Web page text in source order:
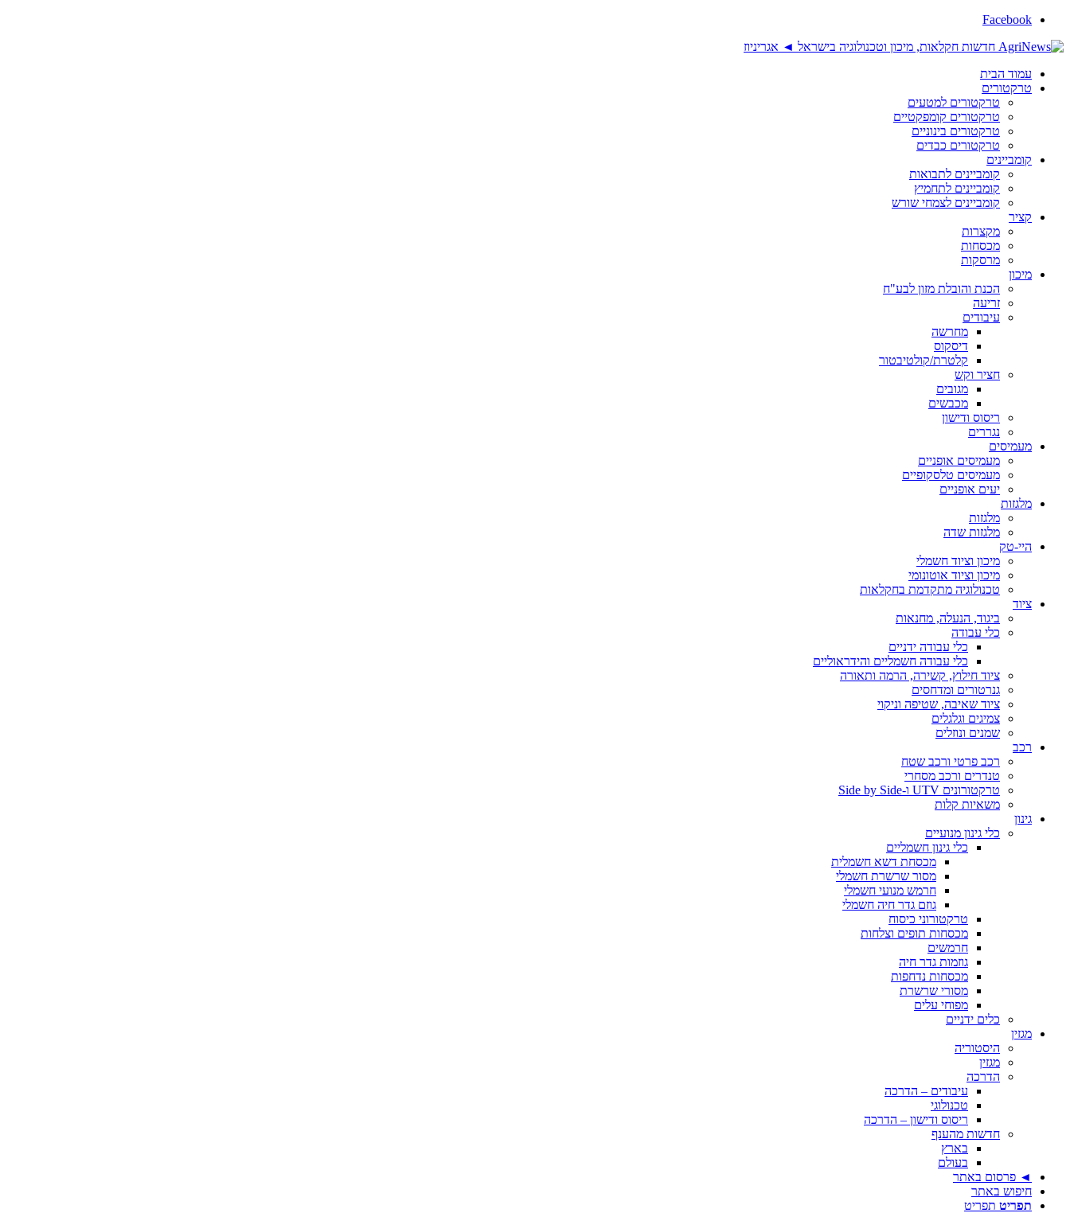
Facebook
עמוד הבית
טרקטורים
טרקטורים למטעים
טרקטורים קומפקטיים
טרקטורים בינוניים
טרקטורים כבדים
קומביינים
קומביינים לתבואות
קומביינים לתחמיץ
קומביינים לצמחי שורש
קציר
מקצרות
מכסחות
מרסקות
מיכון
הכנת והובלת מזון לבע"ח
זריעה
עיבודים
מחרשה
דיסקוס
קלטרת/קולטיבטור
חציר וקש
מגובים
מכבשים
ריסוס ודישון
נגררים
מעמיסים
מעמיסים אופניים
מעמיסים טלסקופיים
יעים אופניים
מלגזות
מלגזות
מלגזות שדה
היי-טק
מיכון וציוד חשמלי
מיכון וציוד אוטונומי
טכנולוגיה מתקדמת בחקלאות
ציוד
ביגוד, הנעלה, מחנאות
כלי עבודה
כלי עבודה ידניים
כלי עבודה חשמליים והידראוליים
ציוד חילוץ, קשירה, הרמה ותאורה
גנרטורים ומדחסים
ציוד שאיבה, שטיפה וניקוי
צמיגים וגלגלים
שמנים ונוזלים
רכב
רכב פרטי ורכב שטח
טנדרים ורכב מסחרי
טרקטורונים UTV ו-Side by Side
משאיות קלות
גינון
כלי גינון מנועיים
כלי גינון חשמליים
מכסחת דשא חשמלית
מסור שרשרת חשמלי
חרמש מנועי חשמלי
גוזם גדר חיה חשמלי
טרקטורוני כיסוח
מכסחות תופים וצלחות
חרמשים
גוזמות גדר חיה
מכסחות נדחפות
מסורי שרשרת
מפוחי עלים
כלים ידניים
מגזין
היסטוריה
מגזין
הדרכה
עיבודים – הדרכה
טכנולוגי
ריסוס ודישון – הדרכה
חדשות מהענף
בארץ
בעולם
◄ פרסום באתר
חיפוש באתר
תפריט תפריט